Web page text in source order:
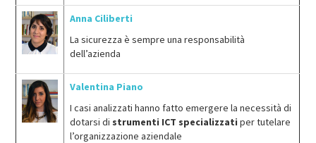
Anna Ciliberti
La sicurezza è sempre una responsabilità
dell’azienda
Valentina Piano
I casi analizzati hanno fatto emergere la necessità di
dotarsi di strumenti ICT specializzati per tutelare
l’organizzazione aziendale